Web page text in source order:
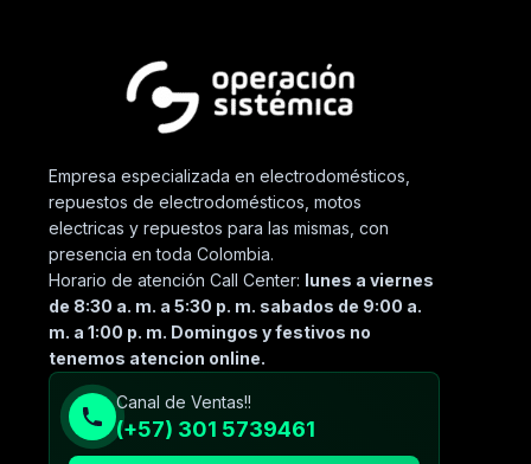
Empresa especializada en electrodomésticos,
repuestos de electrodomésticos, motos
electricas y repuestos para las mismas, con
presencia en toda Colombia.
Horario de atención Call Center: lunes a viernes
de 8:30 a. m. a 5:30 p. m. sabados de 9:00 a.
m. a 1:00 p. m. Domingos y festivos no
tenemos atencion online.
Canal de Ventas!!
(+57) 301 5739461